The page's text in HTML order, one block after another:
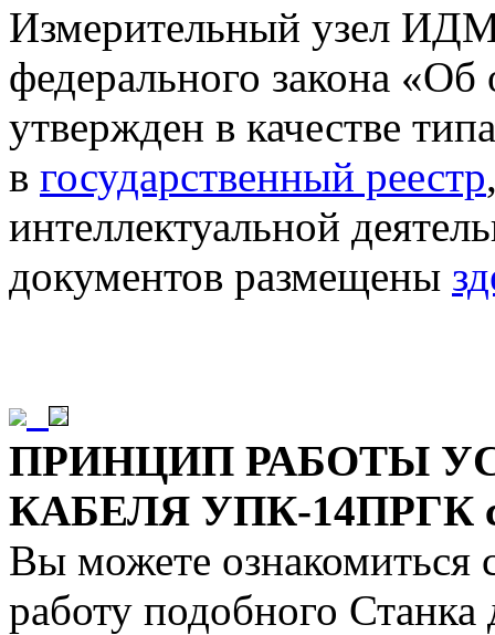
Измерительный узел
федерального закона «Об
утвержден в качестве
в государственный реестр
интеллектуальной
документов размещены
ПРИНЦИП РАБОТЫ
КАБЕЛЯ УПК-14ПРГК
Вы можете
работу подобного